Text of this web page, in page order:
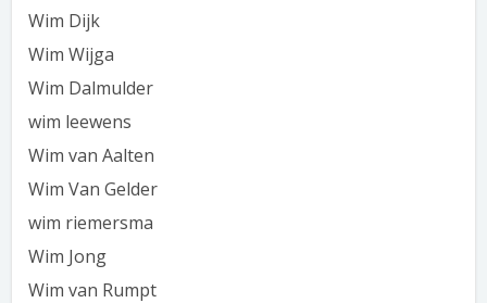
Wim Dijk
Wim Wijga
Wim Dalmulder
wim leewens
Wim van Aalten
Wim Van Gelder
wim riemersma
Wim Jong
Wim van Rumpt